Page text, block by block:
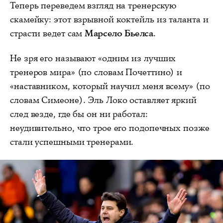
Теперь переведем взгляд на тренерскую
скамейку: этот взрывной коктейль из таланта и
страсти ведет самМарсело Бьелса.
Не зря его называют «одним из лучших
тренеров мира» (по словам Почеттино) и
«наставником, который научил меня всему» (по
словам Симеоне). Эль Локо оставляет яркий
след везде, где бы он ни работал:
неудивительно, что трое его подопечных позже
стали успешными тренерами.